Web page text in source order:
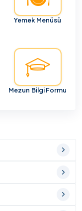
Yemek Menüsü
Mezun Bilgi Formu